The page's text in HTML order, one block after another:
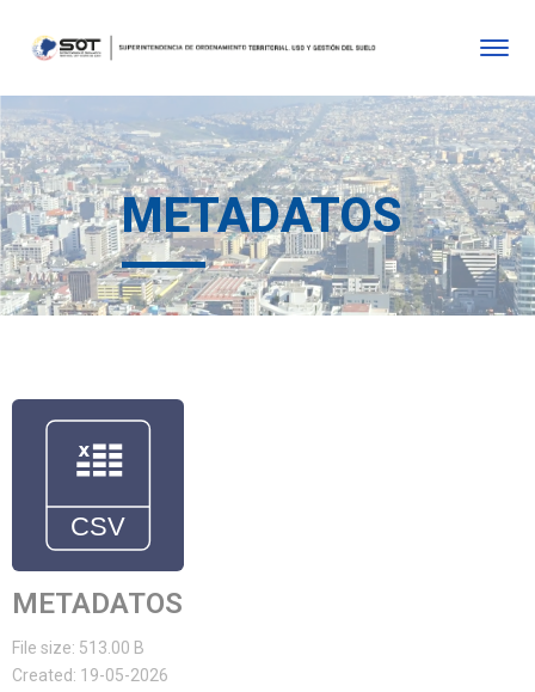
METADATOS
METADATOS
File size: 513.00 B
Created: 19-05-2026